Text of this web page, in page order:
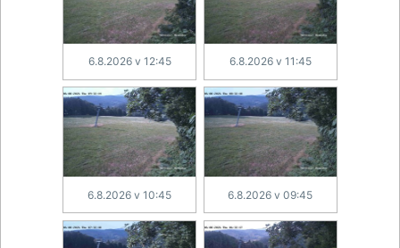
6.8.2026 v 12:45 6.8.2026 v 11:45
6.8.2026 v 10:45 6.8.2026 v 09:45